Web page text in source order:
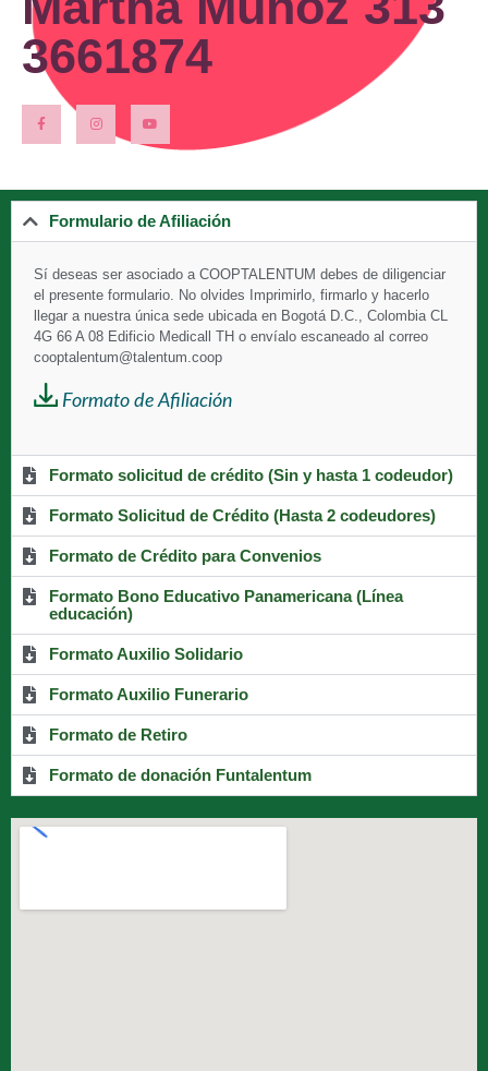
3661874
Formulario de Afiliación
Sí deseas ser asociado a COOPTALENTUM debes de diligenciar
el presente formulario. No olvides Imprimirlo, firmarlo y hacerlo
llegar a nuestra única sede ubicada en Bogotá D.C., Colombia CL
4G 66 A 08 Edificio Medicall TH o envíalo escaneado al correo
cooptalentum@talentum.coop
Formato de Afiliación
Formato solicitud de crédito (Sin y hasta 1 codeudor)
Formato Solicitud de Crédito (Hasta 2 codeudores)
Formato de Crédito para Convenios
Formato Bono Educativo Panamericana (Línea
educación)
Formato Auxilio Solidario
Formato Auxilio Funerario
Formato de Retiro
Formato de donación Funtalentum